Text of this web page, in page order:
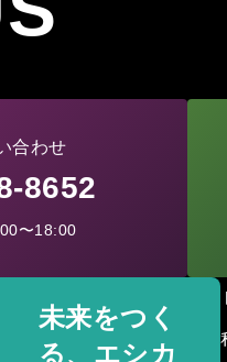
合わせ
8652
〜18:00
未来をつく
る、エシカ